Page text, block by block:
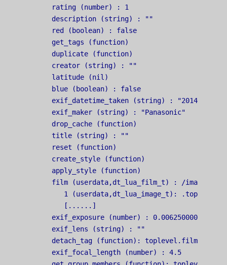
   rating (number) : 1
   description (string) : ""
   red (boolean) : false
   get_tags (function)
   duplicate (function)
   creator (string) : ""
   latitude (nil)
   blue (boolean) : false
exif_datetime_taken (string) : "2014:04:27
   exif_maker (string) : "Panasonic"
   drop_cache (function)
   title (string) : ""
   reset (function)
   create_style (function)
   apply_style (function)
   film (userdata,dt_lua_film_t) : /images
      1 (userdata,dt_lua_image_t): .toplevel
      [......]
   exif_exposure (number) : 0.0062500000931323
   exif_lens (string) : ""
detach_tag (function):
   exif_focal_length (number) : 4.5